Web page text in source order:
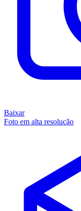
Baixar
Foto em alta resolução